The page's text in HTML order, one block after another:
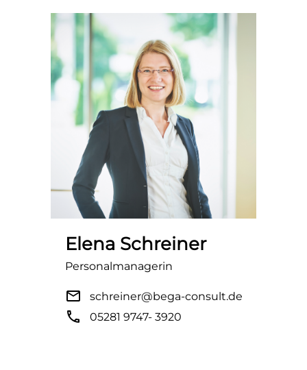
Elena Schreiner
Personalmanagerin
mail schreiner@bega-consult.de
phone 05281 9747- 3920